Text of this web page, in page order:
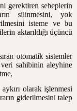
sebeplerin
silinmesini, yok
isteme ve bu
aktarıldığı üçüncü
otomatik sistemler
veri sahibinin aleyhine
olarak işlenmesi
giderilmesini talep